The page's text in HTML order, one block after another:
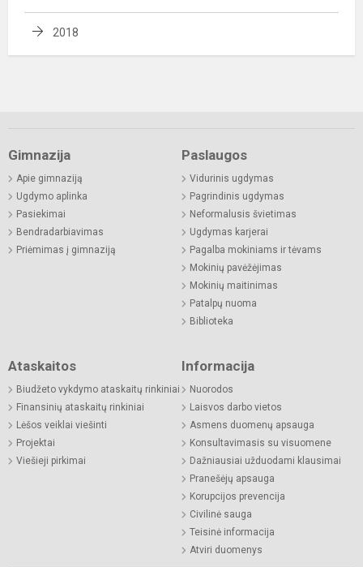
2018
Gimnazija
Apie gimnaziją
Ugdymo aplinka
Pasiekimai
Bendradarbiavimas
Priėmimas į gimnaziją
Paslaugos
Vidurinis ugdymas
Pagrindinis ugdymas
Neformalusis švietimas
Ugdymas karjerai
Pagalba mokiniams ir tėvams
Mokinių pavėžėjimas
Mokinių maitinimas
Patalpų nuoma
Biblioteka
Ataskaitos
Biudžeto vykdymo ataskaitų rinkiniai
Finansinių ataskaitų rinkiniai
Lėšos veiklai viešinti
Projektai
Viešieji pirkimai
Informacija
Nuorodos
Laisvos darbo vietos
Asmens duomenų apsauga
Konsultavimasis su visuomene
Dažniausiai užduodami klausimai
Pranešėjų apsauga
Korupcijos prevencija
Civilinė sauga
Teisinė informacija
Atviri duomenys